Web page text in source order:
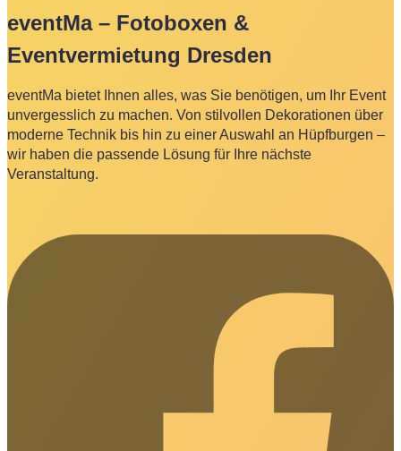
eventMa – Fotoboxen &
Eventvermietung Dresden
eventMa bietet Ihnen alles, was Sie benötigen, um Ihr Event
unvergesslich zu machen. Von stilvollen Dekorationen über
moderne Technik bis hin zu einer Auswahl an Hüpfburgen –
wir haben die passende Lösung für Ihre nächste
Veranstaltung.